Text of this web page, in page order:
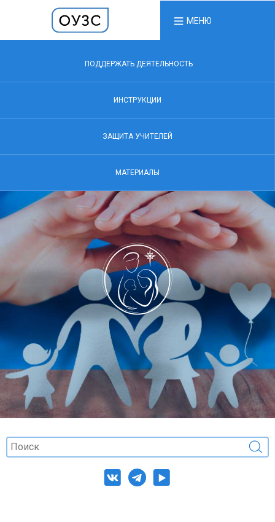
МЕНЮ
ПОДДЕРЖАТЬ ДЕЯТЕЛЬНОСТЬ
ИНСТРУКЦИИ
ЗАЩИТА УЧИТЕЛЕЙ
МАТЕРИАЛЫ